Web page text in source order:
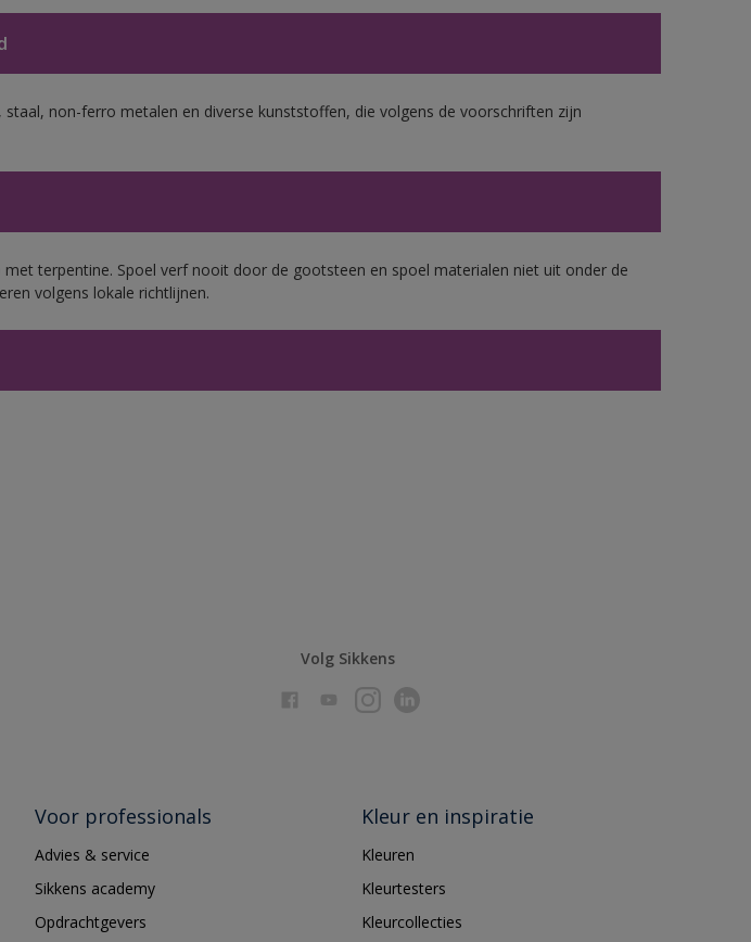
staal, non-ferro metalen en diverse kunststoffen, die volgens de voorschriften zijn
met terpentine. Spoel verf nooit door de gootsteen en spoel materialen niet uit onder de
volgens lokale richtlijnen.
Volg Sikkens
Voor professionals
Advies & service
Sikkens academy
Opdrachtgevers
Kleur en inspiratie
Kleuren
Kleurtesters
Kleurcollecties